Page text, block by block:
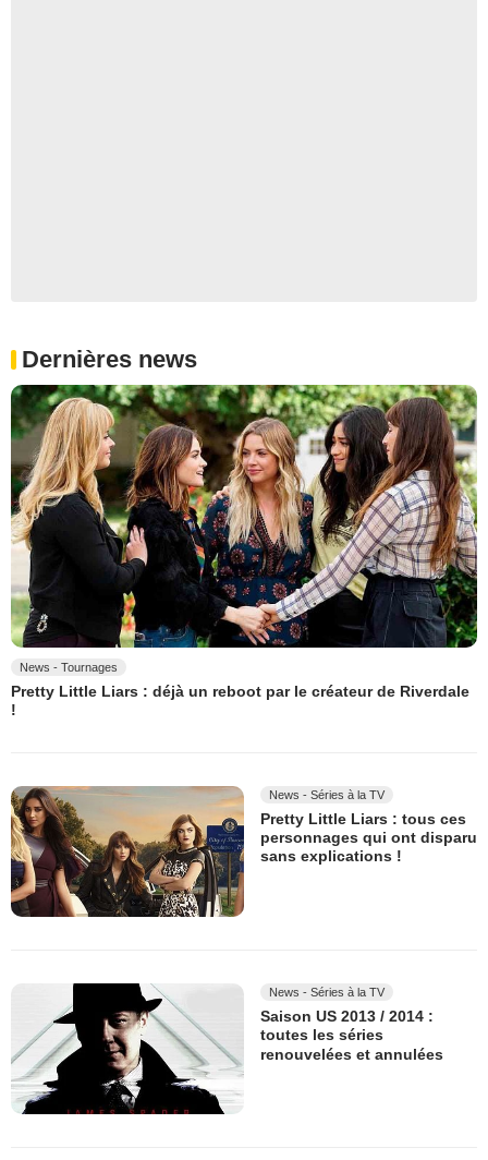
Dernières news
News - Tournages
Pretty Little Liars : déjà un reboot par le créateur de Riverdale
!
News - Séries à la TV
Pretty Little Liars : tous ces
personnages qui ont disparu
sans explications !
News - Séries à la TV
Saison US 2013 / 2014 :
toutes les séries
renouvelées et annulées